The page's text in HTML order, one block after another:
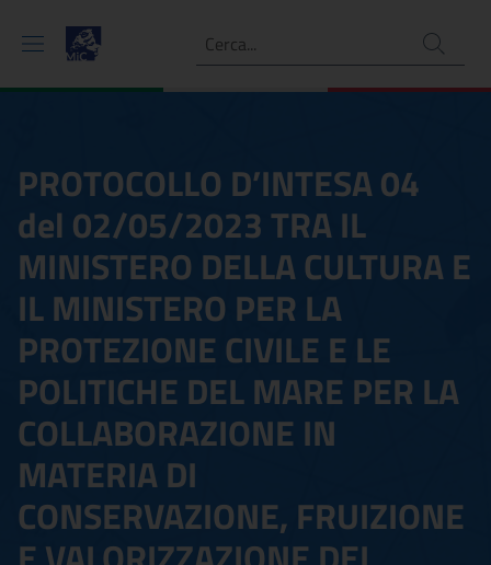
Ricerca
PROTOCOLLO D’INTESA 04
del 02/05/2023 TRA IL
MINISTERO DELLA CULTURA E
IL MINISTERO PER LA
PROTEZIONE CIVILE E LE
POLITICHE DEL MARE PER LA
COLLABORAZIONE IN
MATERIA DI
CONSERVAZIONE, FRUIZIONE